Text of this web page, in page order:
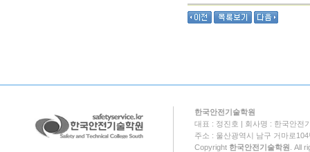
한국안전기술학원
대표 : 정진호 | 회사명 : 한국안전
주소 : 울산광역시 남구 거마로
Copyright 한국안전기술학원 . All